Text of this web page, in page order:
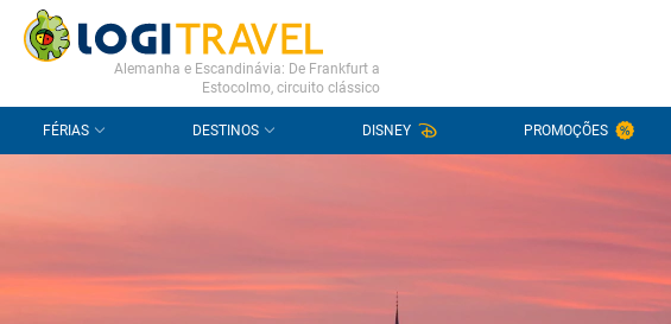
CONTACTO PERGUNTAS FREQUENTES
Alemanha e Escandinávia: De Frankfurt a
Estocolmo, circuito clássico
FÉRIAS DESTINOS DISNEY PROMOÇÕES